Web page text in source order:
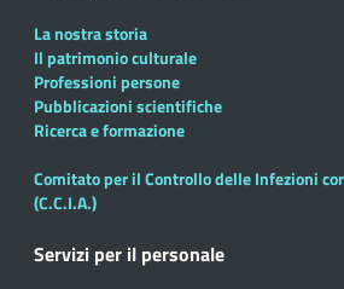
La nostra storia
Il patrimonio culturale
Professioni persone
Pubblicazioni scientifiche
Ricerca e formazione
Comitato per il Controllo delle Infezioni
(C.C.I.A.)
Servizi per il personale